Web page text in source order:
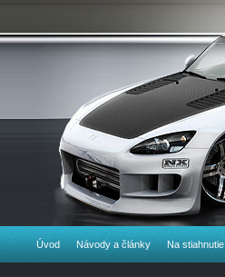
Úvod Návody a články Na stiahnutie